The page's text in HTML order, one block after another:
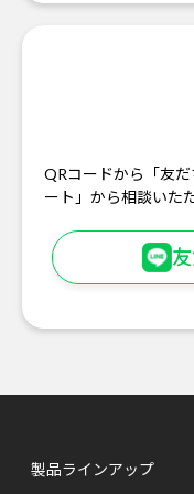
QRコードから「友
ート」から相談いた
製品ラインアップ